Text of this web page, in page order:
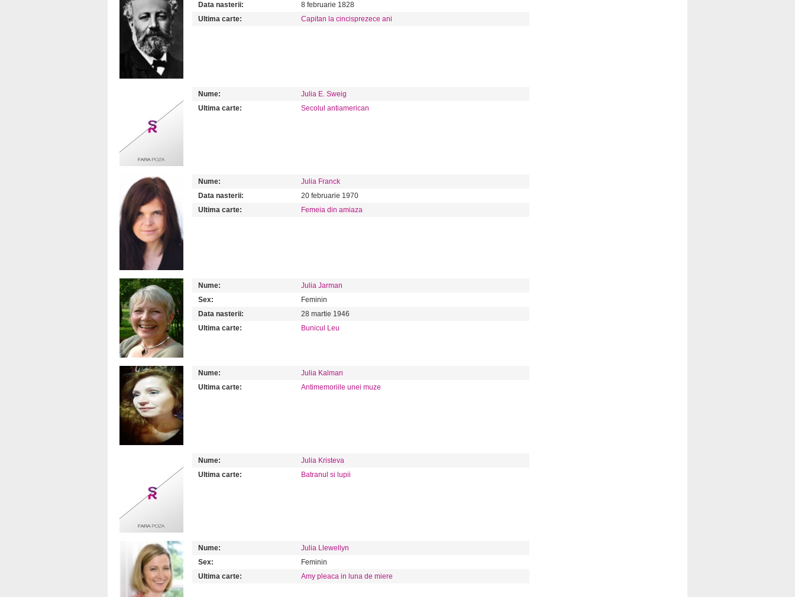
Data nasterii:
8 februarie 1828
Ultima carte:
Capitan la cincisprezece ani
Nume:
Julia E. Sweig
Ultima carte:
Secolul antiamerican
Nume:
Julia Franck
Data nasterii:
20 februarie 1970
Ultima carte:
Femeia din amiaza
Nume:
Julia Jarman
Sex:
Feminin
Data nasterii:
28 martie 1946
Ultima carte:
Bunicul Leu
Nume:
Julia Kalman
Ultima carte:
Antimemoriile unei muze
Nume:
Julia Kristeva
Ultima carte:
Batranul si lupii
Nume:
Julia Llewellyn
Sex:
Feminin
Ultima carte:
Amy pleaca in luna de miere